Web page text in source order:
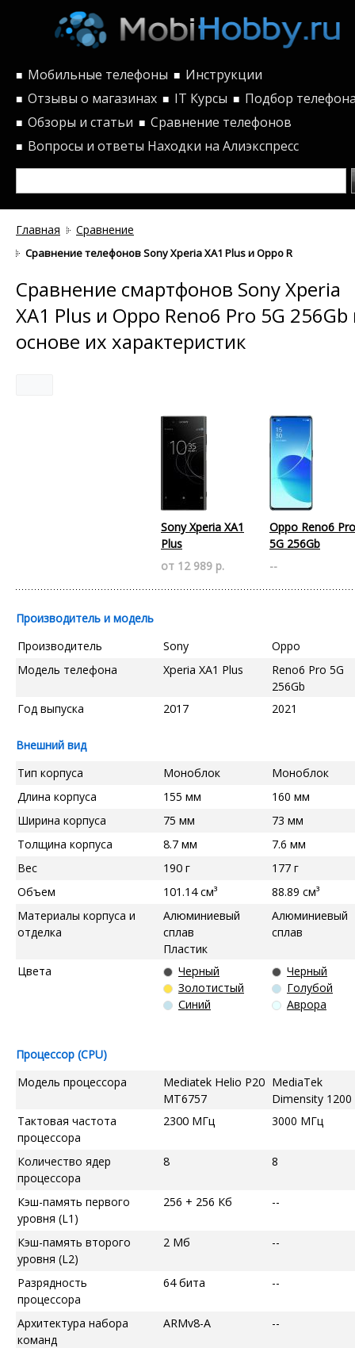
■ Мобильные телефоны ■ Инструкции
■ Отзывы о магазинах ■ IT Курсы ■ Подбор
■ Обзоры и статьи ■ Сравнение телефонов
■ Вопросы и ответы Находки на Алиэкспресс
Главная Сравнение
Сравнение телефонов Sony Xperia XA1 Plus и Oppo Reno6 Pro
Сравнение смартфонов Sony Xperia
XA1 Plus и Oppo Reno6 Pro 5G 256Gb
основе их характеристик
Sony Xperia XA1
Plus
от 12 989 р.
Oppo Reno6 Pro
5G 256Gb
--
Производитель и модель
Производитель
Sony
Oppo
Модель телефона
Xperia XA1 Plus
Reno6 Pro 5G
256Gb
Год выпуска
2017 2021
Внешний вид
Тип корпуса
Моноблок
Моноблок
Длина корпуса
155 мм
160 мм
Ширина корпуса
75 мм
73 мм
Толщина корпуса
8.7 мм
7.6 мм
Вес
190 г
177 г
Объем
101.14 см³
88.89 см³
Материалы корпуса и
отделка
Алюминиевый
сплав
Пластик
Алюминиевый
сплав
Цвета
Черный
Золотистый
Синий
Черный
Голубой
Аврора
Процессор (CPU)
Модель процессора
Mediatek Helio P20
MT6757
MediaTek
Dimensity 1200
Тактовая частота
процессора
2300 МГц 3000 МГц
Количество ядер
процессора
8 8
Кэш-память первого
уровня (L1)
256 + 256 Кб --
Кэш-память второго
уровня (L2)
2 Мб --
Разрядность
процессора
64 бита --
Архитектура набора
команд
ARMv8-A --